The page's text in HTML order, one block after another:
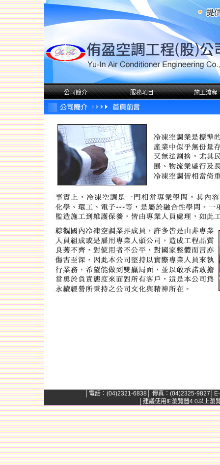
公司簡介 服務項目 施工流程
│電話：(04)2321-6838│ 傳真：(04)2325-
│建議使用IE瀏覽器4.0以上